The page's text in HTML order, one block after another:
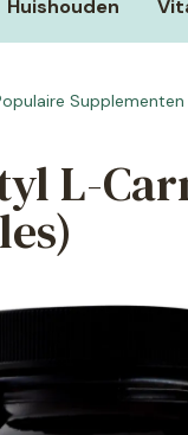
Huishouden
Supplementen
L-